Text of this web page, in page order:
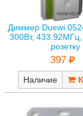
Диммер Duewi
300Вт,
розетку
397
Наличие